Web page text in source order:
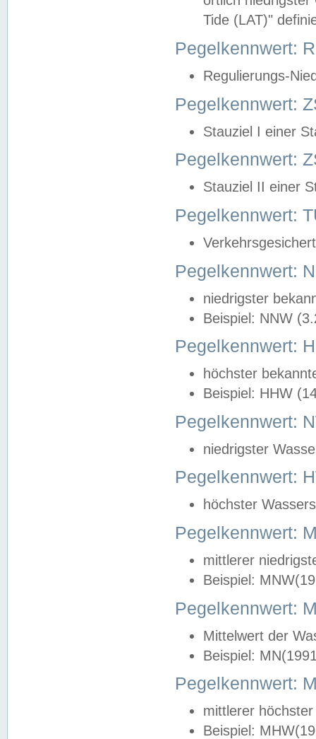
Tide (LAT)"
Pegelkennwert:
Regulierungs-
Pegelkennwert:
Stauziel I einer
Pegelkennwert:
Stauziel II einer
Pegelkennwert:
Pegelkennwert:
niedrigster
Beispiel: NNW
Pegelkennwert:
höchster
Beispiel: HHW
Pegelkennwert:
niedrigster
Pegelkennwert:
höchster
Pegelkennwert:
mittlerer
Beispiel:
Pegelkennwert:
Mittelwert der
Beispiel:
Pegelkennwert:
mittlerer
Beispiel: